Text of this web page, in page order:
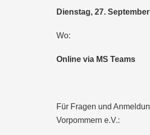
Dienstag, 27.
Wo:
Online via MS Teams
Für Fragen und
Vorpommern e.V.: